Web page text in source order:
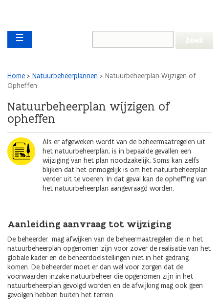
gaan
Main navigation
☰
Kruimelpad
Home Natuurbeheerplannen
Natuurbeheerplan Wijzigen of
Opheffen
Natuurbeheerplan wijzigen of
opheffen
AfbeeldingAls er afgeweken wordt van de beheermaatregelen uit
het natuurbeheerplan, is in bepaalde gevallen een
wijziging van het plan noodzakelijk. Soms kan zelfs
blijken dat het onmogelijk is om het natuurbeheerplan
verder uit te voeren. In dat geval kan de opheffing van
het natuurbeheerplan aangevraagd worden.
Aanleiding aanvraag tot wijziging
De beheerder mag afwijken van de beheermaatregelen die in het
natuurbeheerplan opgenomen zijn voor zover de realisatie van het
globale kader en de beheerdoelstellingen niet in het gedrang
komen. De beheerder moet er dan wel voor zorgen dat de
voorwaarden inzake natuurbeheer die opgenomen zijn in het
natuurbeheerplan gevolgd worden en de afwijking mag ook geen
gevolgen hebben buiten het terrein.